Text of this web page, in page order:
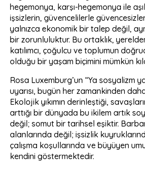
hegemonya, karşı-hegemonya ile
işsizlerin, güvencelilerle
yalnızca ekonomik bir talep değil,
bir zorunluluktur. Bu ortaklık,
katılımcı, çoğulcu ve toplumun
olduğu bir yaşam biçimini mümkün
Rosa Luxemburg’un “Ya sosyalizm
uyarısı, bugün her zamankinden
Ekolojik yıkımın derinleştiği,
arttığı bir dünyada bu ikilem artık
değil; somut bir tarihsel eşiktir.
alanlarında değil; işsizlik
çalışma koşullarında ve büyüyen
kendini göstermektedir.